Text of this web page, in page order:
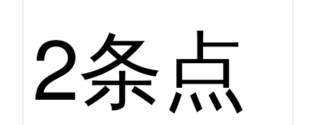
2条点